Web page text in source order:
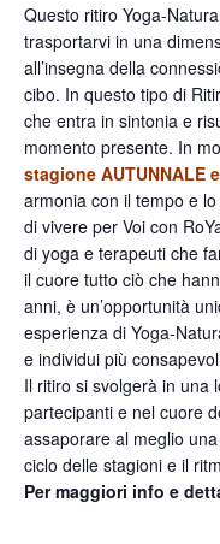
Questo ritiro Yoga-
trasportarvi in una
all’insegna della
cibo. In questo tipo di
che entra in sintonia e
momento presente. In
stagione AUTUNNALE
armonia con il tempo e
di vivere per Voi con
di yoga e terapeuti che
il cuore tutto ciò che
anni, è un’opportunità
esperienza di Yoga-
e individui più
Il ritiro si svolgerà in una
partecipanti e nel cuore
assaporare al meglio
ciclo delle stagioni e il
Per maggiori info e